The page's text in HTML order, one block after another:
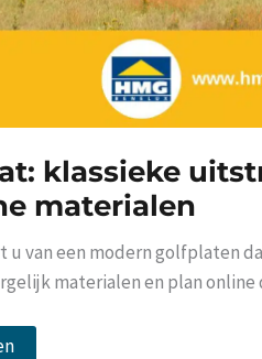
klassieke
materialen
van een modern golfplaten
materialen en plan online